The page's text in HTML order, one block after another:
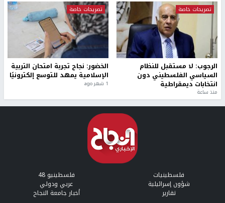
تصريحات خاصة
الرجوب: لا مستقبل للنظام
السياسي الفلسطيني دون
انتخابات ديمقراطية
منذ ساعة
تصريحات خاصة
الخضور: نجاح تجربة امتحان التربية
الإسلامية يمهد للتوسع إلكترونيًا
1 شهر ago
فلسطينيات فلسطينيو 48
شؤون إسرائيلية عربي ودولي
تقارير أخبار جامعة النجاح